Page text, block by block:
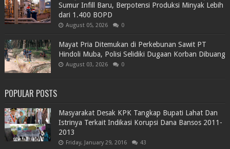
Sumur Infill Baru, Berpotensi Produksi Minyak Lebih
dari 1.400 BOPD
August 05, 2026 0
Mayat Pria Ditemukan di Perkebunan Sawit PT
Hindoli Muba, Polisi Selidiki Dugaan Korban Dibuang
August 03, 2026 0
POPULAR POSTS
Masyarakat Desak KPK Tangkap Bupati Lahat Dan
Istrinya Terkait Indikasi Korupsi Dana Bansos 2011-
2013
Friday, January 29, 2016 43